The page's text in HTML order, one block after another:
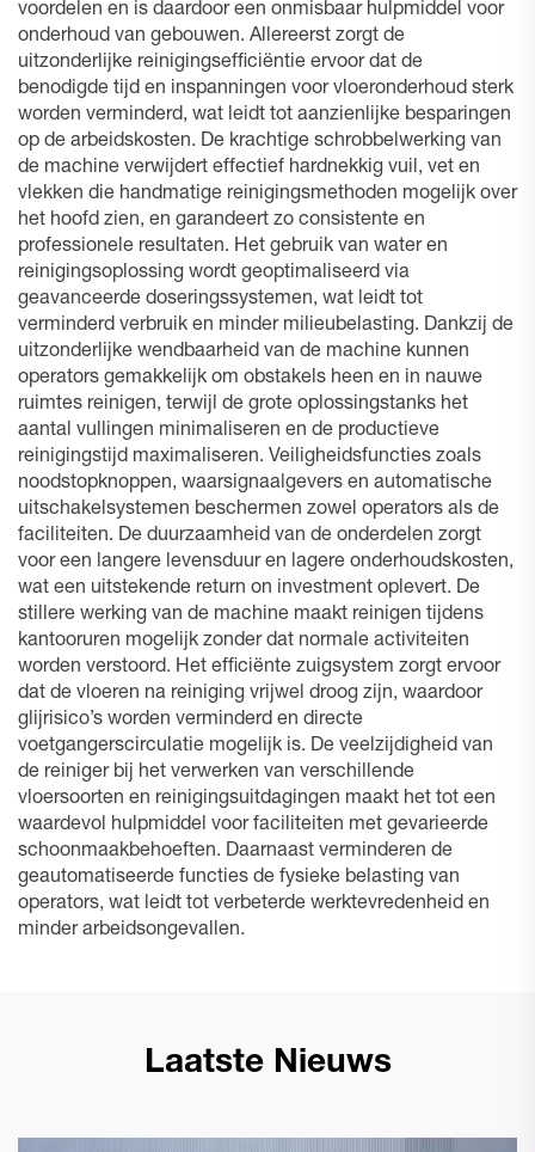
voordelen en is daardoor een onmisbaar hulpmiddel voor
onderhoud van gebouwen. Allereerst zorgt de
uitzonderlijke reinigingsefficiëntie ervoor dat de
benodigde tijd en inspanningen voor vloeronderhoud sterk
worden verminderd, wat leidt tot aanzienlijke besparingen
op de arbeidskosten. De krachtige schrobbelwerking van
de machine verwijdert effectief hardnekkig vuil, vet en
vlekken die handmatige reinigingsmethoden mogelijk over
het hoofd zien, en garandeert zo consistente en
professionele resultaten. Het gebruik van water en
reinigingsoplossing wordt geoptimaliseerd via
geavanceerde doseringssystemen, wat leidt tot
verminderd verbruik en minder milieubelasting. Dankzij de
uitzonderlijke wendbaarheid van de machine kunnen
operators gemakkelijk om obstakels heen en in nauwe
ruimtes reinigen, terwijl de grote oplossingstanks het
aantal vullingen minimaliseren en de productieve
reinigingstijd maximaliseren. Veiligheidsfuncties zoals
noodstopknoppen, waarsignaalgevers en automatische
uitschakelsystemen beschermen zowel operators als de
faciliteiten. De duurzaamheid van de onderdelen zorgt
voor een langere levensduur en lagere onderhoudskosten,
wat een uitstekende return on investment oplevert. De
stillere werking van de machine maakt reinigen tijdens
kantooruren mogelijk zonder dat normale activiteiten
worden verstoord. Het efficiënte zuigsystem zorgt ervoor
dat de vloeren na reiniging vrijwel droog zijn, waardoor
glijrisico’s worden verminderd en directe
voetgangerscirculatie mogelijk is. De veelzijdigheid van
de reiniger bij het verwerken van verschillende
vloersoorten en reinigingsuitdagingen maakt het tot een
waardevol hulpmiddel voor faciliteiten met gevarieerde
schoonmaakbehoeften. Daarnaast verminderen de
geautomatiseerde functies de fysieke belasting van
operators, wat leidt tot verbeterde werktevredenheid en
minder arbeidsongevallen.
Laatste Nieuws